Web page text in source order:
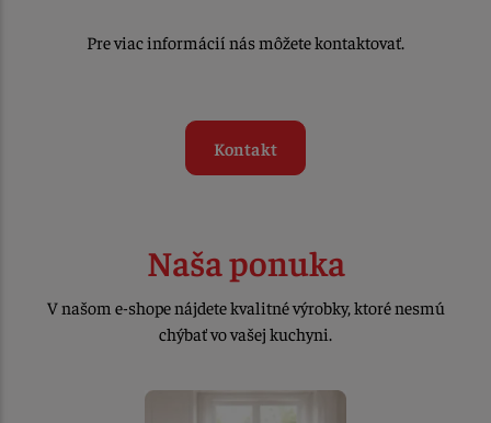
Pre viac informácií nás môžete kontaktovať.
Kontakt
Naša ponuka
V našom e-shope nájdete kvalitné výrobky, ktoré nesmú
chýbať vo vašej kuchyni.